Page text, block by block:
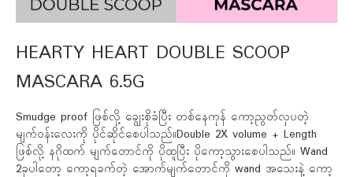
HEARTY HEART DOUBLE SCOOP
MASCARA 6.5G
Smudge proof ဖြစ်လို့ ချွေးစိုခံပြီး တစ်နေကုန် ကော့ညွတ်လှပတဲ့
မျက်ဝန်းလေးကို ပိုင်ဆိုင်စေပါသည်။Double 2X volume + Length
ဖြစ်လို့ နဂိုထက် မျက်တောင်ကို ပိုထူပြီး ပိုကော့သွားစေပါသည်။ Wand
2ခုပါတော့ ကော့ရခက်တဲ့ အောက်မျက်တောင်ကို wand အသေးနဲ့ ကော့